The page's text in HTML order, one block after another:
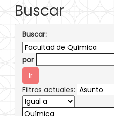
Buscar
Buscar:
por
Filtros actuales: